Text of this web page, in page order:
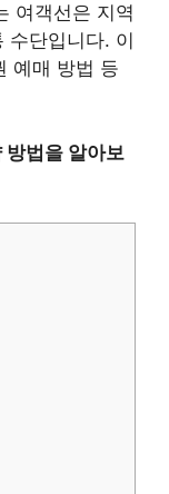
여객선은 지역
수단입니다. 이
예매 방법 등
방법을 알아보